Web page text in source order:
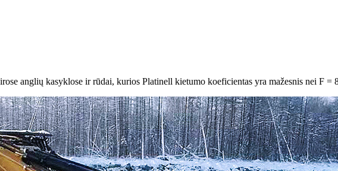
anglių kasyklose ir rūdai, kurios Platinell kietumo koeficientas yra mažesnis nei F =